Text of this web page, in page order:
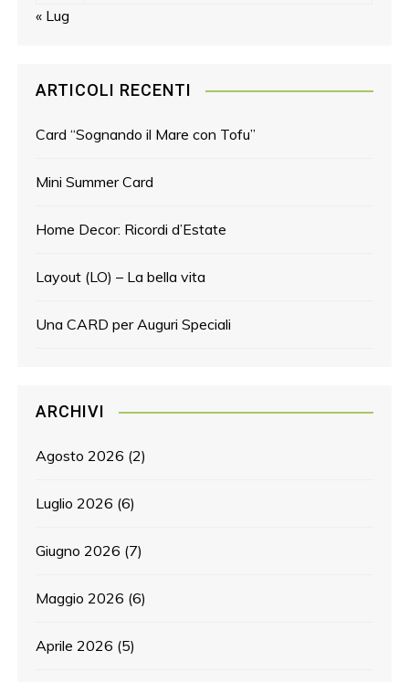
« Lug
ARTICOLI RECENTI
Card “Sognando il Mare con Tofu”
Mini Summer Card
Home Decor: Ricordi d’Estate
Layout (LO) – La bella vita
Una CARD per Auguri Speciali
ARCHIVI
Agosto 2026 (2)
Luglio 2026 (6)
Giugno 2026 (7)
Maggio 2026 (6)
Aprile 2026 (5)